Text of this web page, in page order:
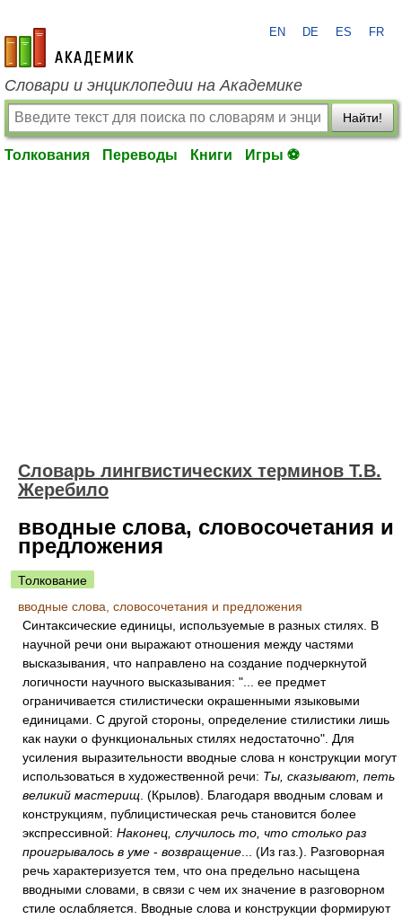
academic.ru
EN DE ES FR
Словари и энциклопедии на Академике
Найти!
Толкования Переводы Книги Игры ⚽
Словарь лингвистических терминов Т.В.
Жеребило
вводные слова, словосочетания и
предложения
Толкование
вводные слова, словосочетания и предложения
Синтаксические единицы, используемые в разных стилях. В
научной речи они выражают отношения между частями
высказывания, что направлено на создание подчеркнутой
логичности научного высказывания: "... ее предмет
ограничивается стилистически окрашенными языковыми
единицами. С другой стороны, определение стилистики лишь
как науки о функциональных стилях недостаточно". Для
усиления выразительности вводные слова н конструкции могут
использоваться в художественной речи: Ты, сказывают, петь
великий мастерищ . (Крылов). Благодаря вводным словам и
конструкциям, публицистическая речь становится более
экспрессивной: Наконец, случилось то, что столько раз
проигрывалось в уме - возвращение ... (Из газ.). Разговорная
речь характеризуется тем, что она предельно насыщена
вводными словами, в связи с чем их значение в разговорном
стиле ослабляется. Вводные слова и конструкции формируют